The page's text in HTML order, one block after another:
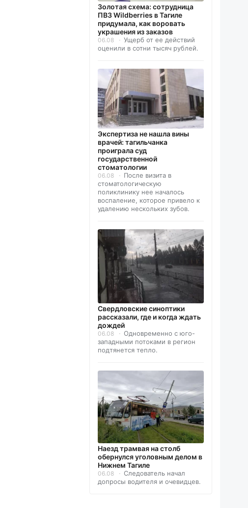
Золотая схема: сотрудница
ПВЗ Wildberries в Тагиле
придумала, как воровать
украшения из заказов
06.08
Ущерб от ее действий
оценили в сотни тысяч рублей.
Экспертиза не нашла вины
врачей: тагильчанка
проиграла суд
государственной
стоматологии
06.08
После визита в
стоматологическую
поликлинику нее началось
воспаление, которое привело к
удалению нескольких зубов.
Свердловские синоптики
рассказали, где и когда ждать
дождей
06.08
Одновременно с юго-
западными потоками в регион
подтянется тепло.
Наезд трамвая на столб
обернулся уголовным делом в
Нижнем Тагиле
06.08
Следователь начал
допросы водителя и очевидцев.